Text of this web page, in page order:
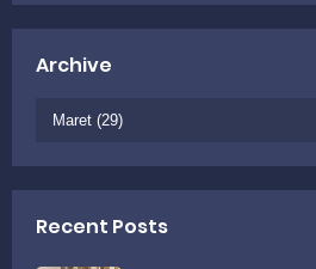
Archive
Recent Posts